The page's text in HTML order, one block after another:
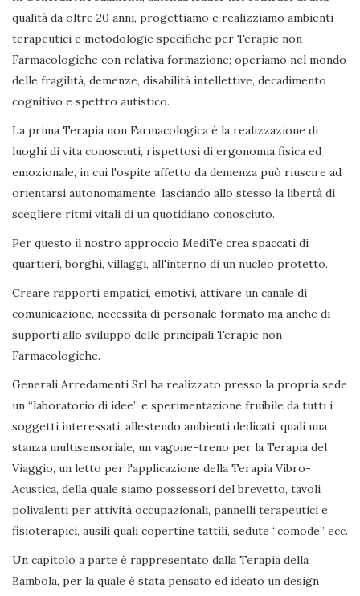
qualità da oltre 20 anni, progettiamo e realizziamo ambienti
terapeutici e metodologie specifiche per Terapie non
Farmacologiche con relativa formazione; operiamo nel mondo
delle fragilità, demenze, disabilità intellettive, decadimento
cognitivo e spettro autistico.
La prima Terapia non Farmacologica è la realizzazione di
luoghi di vita conosciuti, rispettosi di ergonomia fisica ed
emozionale, in cui l'ospite affetto da demenza può riuscire ad
orientarsi autonomamente, lasciando allo stesso la libertà di
scegliere ritmi vitali di un quotidiano conosciuto.
Per questo il nostro approccio MediTè crea spaccati di
quartieri, borghi, villaggi, all'interno di un nucleo protetto.
Creare rapporti empatici, emotivi, attivare un canale di
comunicazione, necessita di personale formato ma anche di
supporti allo sviluppo delle principali Terapie non
Farmacologiche.
Generali Arredamenti Srl ha realizzato presso la propria sede
un “laboratorio di idee” e sperimentazione fruibile da tutti i
soggetti interessati, allestendo ambienti dedicati, quali una
stanza multisensoriale, un vagone-treno per la Terapia del
Viaggio, un letto per l'applicazione della Terapia Vibro-
Acustica, della quale siamo possessori del brevetto, tavoli
polivalenti per attività occupazionali, pannelli terapeutici e
fisioterapici, ausili quali copertine tattili, sedute “comode” ecc.
Un capitolo a parte è rappresentato dalla Terapia della
Bambola, per la quale è stata pensato ed ideato un design